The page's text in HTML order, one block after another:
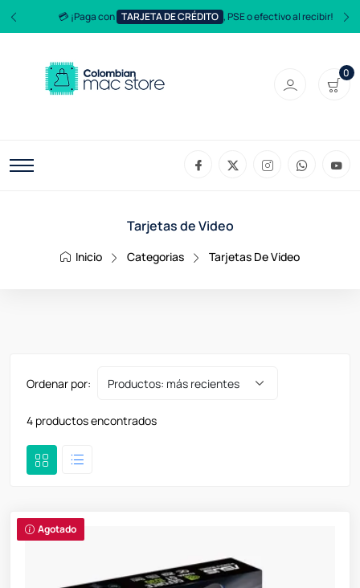
💳 ¡Paga con TARJETA DE CRÉDITO , PSE o efectivo al recibir!
0
Tarjetas de Video
Inicio Categorias Tarjetas De Video
Ordenar por:
4 productos encontrados
Agotado